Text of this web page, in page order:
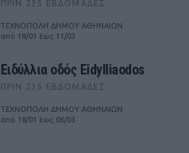
ΠΡΙΝ 235 ΕΒΔΟΜΆΔΕΣ
ΤΕΧΝΟΠΟΛΗ ΔΗΜΟΥ ΑΘΗΝΑΙΩΝ
από 18/01 έως 11/03
Ειδύλλια οδός Eidylliaodos
ΠΡΙΝ 235 ΕΒΔΟΜΆΔΕΣ
ΤΕΧΝΟΠΟΛΗ ΔΗΜΟΥ ΑΘΗΝΑΙΩΝ
από 18/01 έως 06/03